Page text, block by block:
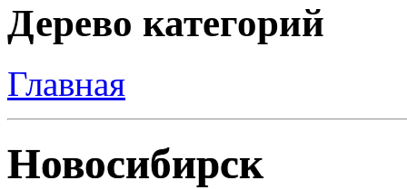
Дерево категорий
Главная
Новосибирск